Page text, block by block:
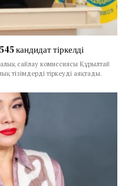
кандидат тіркелді
сайлау комиссиясы Құрылтай
тізімдерді тіркеуді аяқтады.